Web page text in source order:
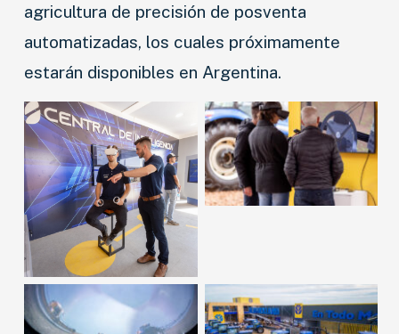
agricultura de precisión de posventa
automatizadas, los cuales próximamente
estarán disponibles en Argentina.